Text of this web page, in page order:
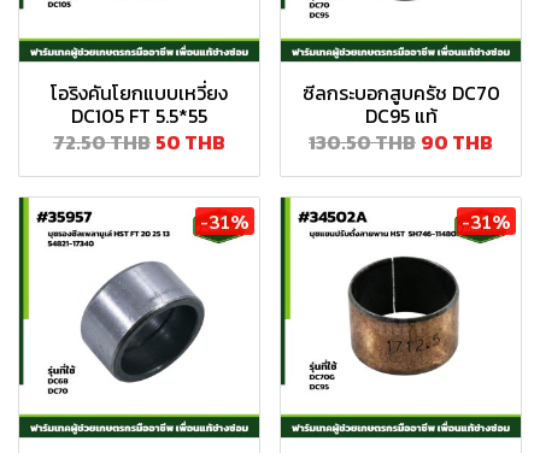
โอริงคันโยกแบบเหวี่ยง
DC105 FT 5.5*55
72.50 THB 50 THB
ซีลกระบอกสูบครัช DC70
DC95 แท้
130.50 THB 90 THB
-31% -31%